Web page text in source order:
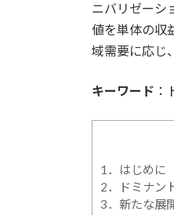
ニバリゼーシ
値を単体の収
域需要に応じ
キーワード ：
1．はじめに
2．ドミナン
3．新たな展